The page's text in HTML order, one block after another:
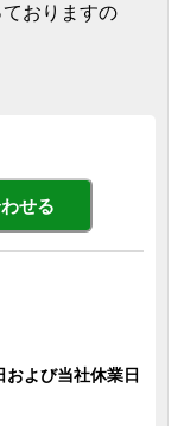
おりますの
せる
よび当社休業日